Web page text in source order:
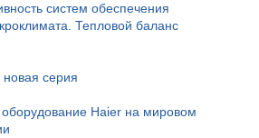
систем обеспечения
Тепловой баланс
серия
оборудование Haier на мировом